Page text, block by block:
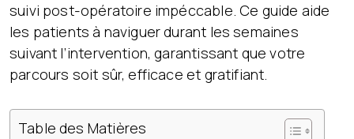
suivi post-opératoire impéccable. Ce guide aide
les patients à naviguer durant les semaines
suivant l’intervention, garantissant que votre
parcours soit sûr, efficace et gratifiant.
Table des Matières